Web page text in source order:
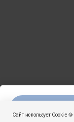
Сайт использует Cookie